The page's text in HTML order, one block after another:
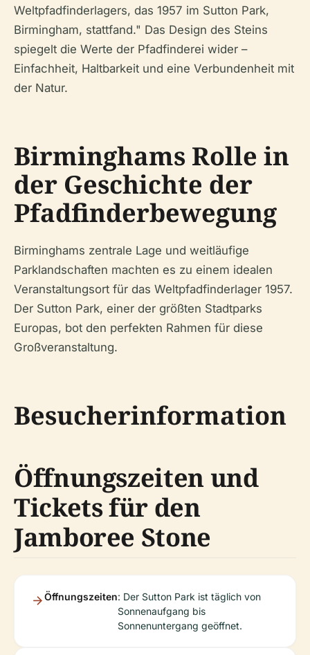
Weltpfadfinderlagers, das 1957 im Sutton Park,
Birmingham, stattfand." Das Design des Steins
spiegelt die Werte der Pfadfinderei wider –
Einfachheit, Haltbarkeit und eine Verbundenheit mit
der Natur.
Birminghams Rolle in
der Geschichte der
Pfadfinderbewegung
Birminghams zentrale Lage und weitläufige
Parklandschaften machten es zu einem idealen
Veranstaltungsort für das Weltpfadfinderlager 1957.
Der Sutton Park, einer der größten Stadtparks
Europas, bot den perfekten Rahmen für diese
Großveranstaltung.
Besucherinformation
Öffnungszeiten und
Tickets für den
Jamboree Stone
Öffnungszeiten: Der Sutton Park ist täglich von
Sonnenaufgang bis
Sonnenuntergang geöffnet.